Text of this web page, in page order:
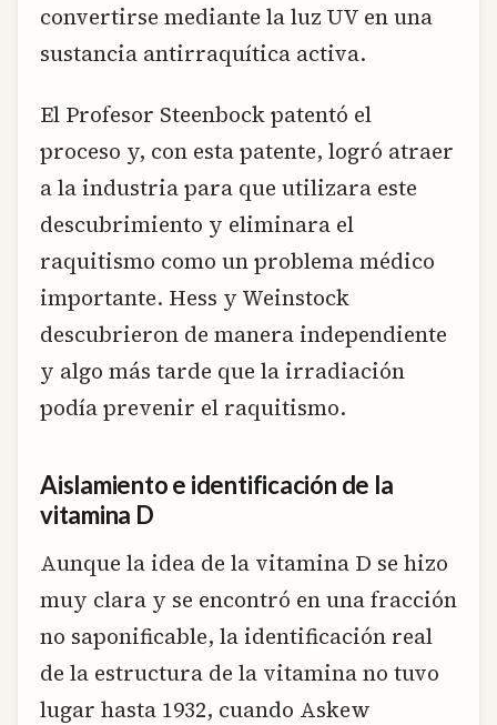
convertirse mediante la luz UV en una
sustancia antirraquítica activa.
El Profesor Steenbock patentó el
proceso y, con esta patente, logró atraer
a la industria para que utilizara este
descubrimiento y eliminara el
raquitismo como un problema médico
importante. Hess y Weinstock
descubrieron de manera independiente
y algo más tarde que la irradiación
podía prevenir el raquitismo.
Aislamiento e identificación de la
vitamina D
Aunque la idea de la vitamina D se hizo
muy clara y se encontró en una fracción
no saponificable, la identificación real
de la estructura de la vitamina no tuvo
lugar hasta 1932, cuando Askew